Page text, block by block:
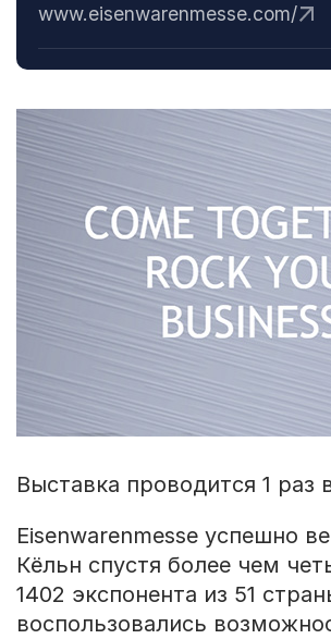
www.eisenwarenmesse.com/
Выставка проводится 1 раз
Eisenwarenmesse успешно
Кёльн спустя более чем
1402 экспонента из 51
воспользовались